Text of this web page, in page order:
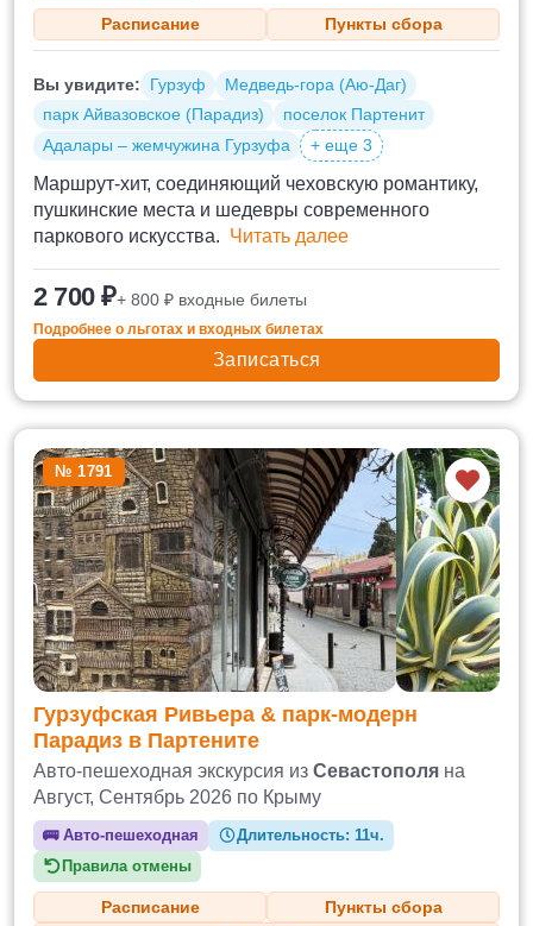
Расписание Пункты сбора
Вы увидите: Гурзуф
Медведь-гора (Аю-Даг)
парк Айвазовское (Парадиз)
поселок Партенит
Адалары – жемчужина Гурзуфа
+ еще 3
Маршрут-хит, соединяющий чеховскую романтику,
пушкинские места и шедевры современного
паркового искусства. Читать далее
2 700 ₽+ 800 ₽ входные билеты
Подробнее о льготах и входных билетах
Записаться
№ 1791
Гурзуфская Ривьера & парк-модерн
Парадиз в Партените
Авто-пешеходная экскурсия из Севастополя на
Август, Сентябрь 2026 по Крыму
🚌Авто-пешеходная Длительность: 11ч.
Правила отмены
Расписание
Пункты сбора